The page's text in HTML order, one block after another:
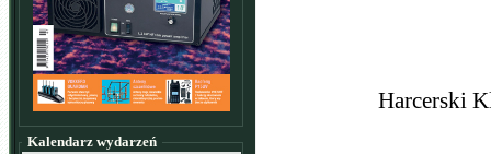
Kalendarz wydarzeń
Harcerski